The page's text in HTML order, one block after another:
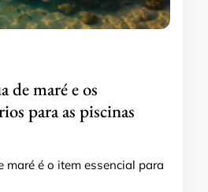
de maré e os
para as piscinas
maré é o item essencial para